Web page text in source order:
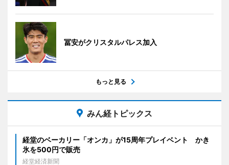
冨安がクリスタルパレス加入
もっと見る
みん経トピックス
経堂のベーカリー「オンカ」が15周年プレイベント かき
氷を500円で販売
経堂経済新聞